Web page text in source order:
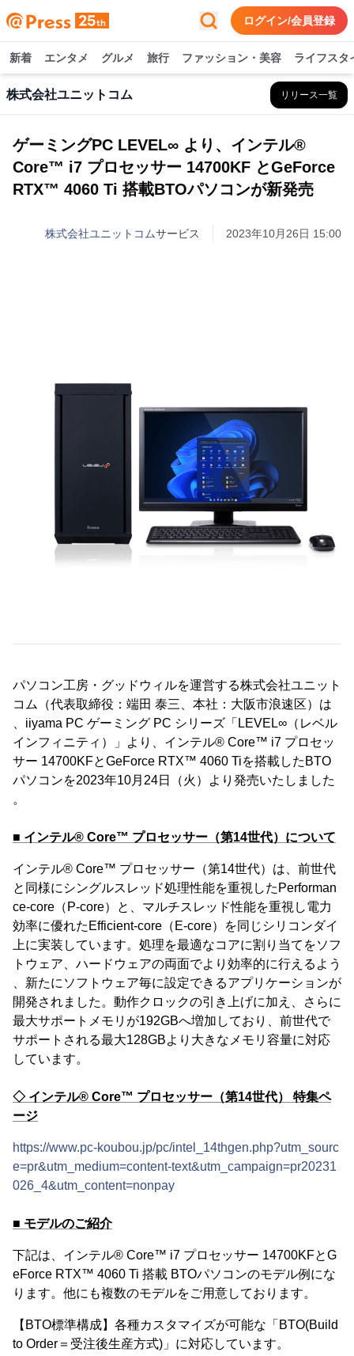
ログイン/会員登録
新着 エンタメ グルメ 旅行 ファッション・美容 ライフスタ
株式会社ユニットコム リリース一覧
ゲーミングPC LEVEL∞ より、インテル®
Core™ i7 プロセッサー 14700KF とGeForce
RTX™ 4060 Ti 搭載BTOパソコンが新発売
株式会社ユニットコムサービス 2023年10月26日 15:00
パソコン工房・グッドウィルを運営する株式会社ユニット
コム（代表取締役：端田 泰三、本社：大阪市浪速区）は
、iiyama PC ゲーミング PC シリーズ「LEVEL∞（レベル
インフィニティ）」より、インテル® Core™ i7 プロセッ
サー 14700KFとGeForce RTX™ 4060 Tiを搭載したBTO
パソコンを2023年10月24日（火）より発売いたしました
。
■ インテル® Core™ プロセッサー（第14世代）について
インテル® Core™ プロセッサー（第14世代）は、前世代
と同様にシングルスレッド処理性能を重視したPerforman
ce-core（P-core）と、マルチスレッド性能を重視し電力
効率に優れたEfficient-core（E-core）を同じシリコンダイ
上に実装しています。処理を最適なコアに割り当てをソフ
トウェア、ハードウェアの両面でより効率的に行えるよう
、新たにソフトウェア毎に設定できるアプリケーションが
開発されました。動作クロックの引き上げに加え、さらに
最大サポートメモリが192GBへ増加しており、前世代で
サポートされる最大128GBより大きなメモリ容量に対応
しています。
◇ インテル® Core™ プロセッサー（第14世代） 特集ペ
ージ
https://www.pc-koubou.jp/pc/intel_14thgen.php?utm_sourc
e=pr&utm_medium=content-text&utm_campaign=pr20231
026_4&utm_content=nonpay
■ モデルのご紹介
下記は、インテル® Core™ i7 プロセッサー 14700KFとG
eForce RTX™ 4060 Ti 搭載 BTOパソコンのモデル例にな
ります。他にも複数のモデルをご用意しております。
【BTO標準構成】各種カスタマイズが可能な「BTO(Build
to Order＝受注後生産方式)」に対応しています。